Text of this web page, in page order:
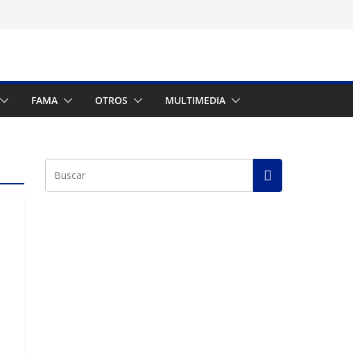
FAMA OTROS MULTIMEDIA